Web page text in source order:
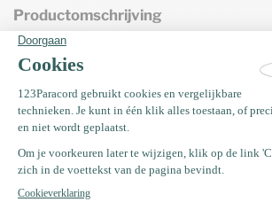
Productomschrijving
Specificaties
Vaak samen gekocht met
Kunststof buckle steeksluiting
15MM Zwart
Op voorraad